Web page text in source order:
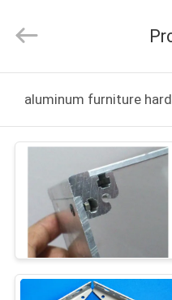
PRODUITS
VIDÉOS
SUJET
Display
Shelves
Rights
aluminum furniture